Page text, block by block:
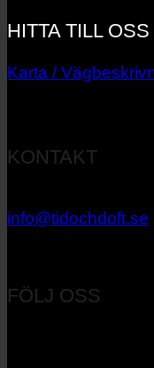
HITTA TILL OSS
Karta /
KONTAKT
info@tidochdoft.se
FÖLJ OSS